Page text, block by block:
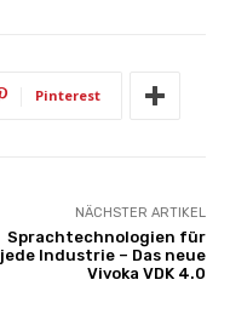
Pinterest
NÄCHSTER ARTIKEL
Sprachtechnologien für
jede Industrie – Das neue
Vivoka VDK 4.0